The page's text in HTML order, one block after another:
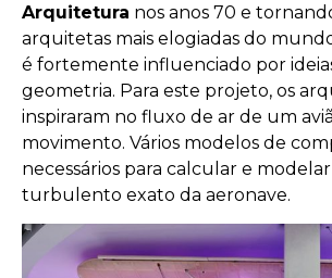
Arquitetura nos anos 70 e
arquitetas mais elogiadas do
é fortemente influenciado por
geometria. Para este projeto, os
inspiraram no fluxo de ar de um
movimento. Vários modelos de
necessários para calcular e
turbulento exato da aeronave.